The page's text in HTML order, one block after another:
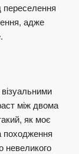
переселення
адже
між двома
як моє
походження
невеликого